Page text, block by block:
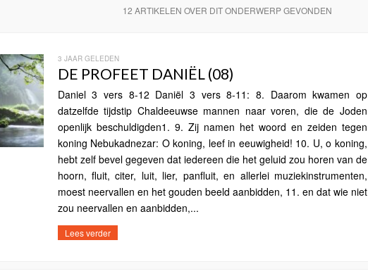
12 ARTIKELEN OVER DIT ONDERWERP GEVONDEN
3 JAAR GELEDEN
DE PROFEET DANIËL (08)
Daniel 3 vers 8-12 Daniël 3 vers 8-11: 8. Daarom kwamen op
datzelfde tijdstip Chaldeeuwse mannen naar voren, die de Joden
openlijk beschuldigden1. 9. Zij namen het woord en zeiden tegen
koning Nebukadnezar: O koning, leef in eeuwigheid! 10. U, o koning,
hebt zelf bevel gegeven dat iedereen die het geluid zou horen van de
hoorn, fluit, citer, luit, lier, panfluit, en allerlei muziekinstrumenten,
moest neervallen en het gouden beeld aanbidden, 11. en dat wie niet
zou neervallen en aanbidden,...
Lees verder